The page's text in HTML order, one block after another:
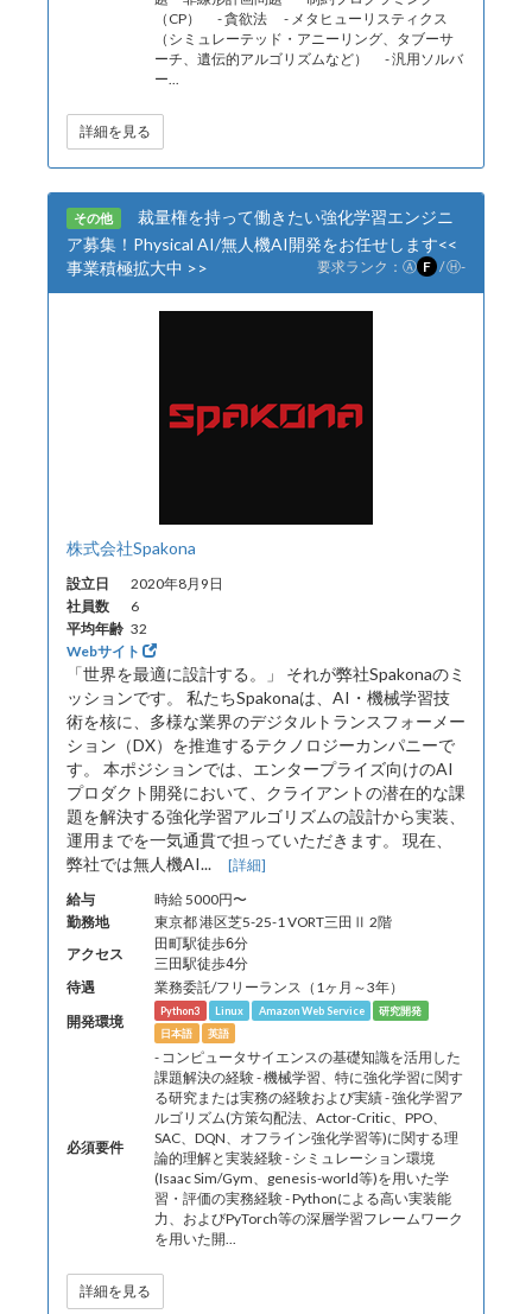
（CP） - 貪欲法 - メタヒューリスティクス
（シミュレーテッド・アニーリング、タブーサ
ーチ、遺伝的アルゴリズムなど） - 汎用ソルバ
ー...
詳細を見る
その他
裁量権を持って働きたい強化学習エンジニ
ア募集！Physical AI/無人機AI開発をお任せします<<
事業積極拡大中 >>
要求ランク： Ⓐ F /Ⓗ-
株式会社Spakona
設立日
2020年8月9日
社員数
6
平均年齢 32
Webサイト
「世界を最適に設計する。」 それが弊社Spakonaのミ
ッションです。 私たちSpakonaは、AI・機械学習技
術を核に、多様な業界のデジタルトランスフォーメー
ション（DX）を推進するテクノロジーカンパニーで
す。 本ポジションでは、エンタープライズ向けのAI
プロダクト開発において、クライアントの潜在的な課
題を解決する強化学習アルゴリズムの設計から実装、
運用までを一気通貫で担っていただきます。 現在、
弊社では無人機AI... [詳細]
給与
時給 5000円〜
勤務地
東京都 港区芝5-25-1 VORT三田Ⅱ 2階
アクセス
田町駅徒歩6分
三田駅徒歩4分
待遇
業務委託/フリーランス（1ヶ月～3年）
開発環境
Python3 Linux Amazon Web Service
研究開発
日本語
英語
必須要件
- コンピュータサイエンスの基礎知識を活用した
課題解決の経験 - 機械学習、特に強化学習に関す
る研究または実務の経験および実績 - 強化学習ア
ルゴリズム(方策勾配法、Actor-Critic、PPO、
SAC、DQN、オフライン強化学習等)に関する理
論的理解と実装経験 - シミュレーション環境
(Isaac Sim/Gym、genesis-world等)を用いた学
習・評価の実務経験 - Pythonによる高い実装能
力、およびPyTorch等の深層学習フレームワーク
を用いた開...
詳細を見る